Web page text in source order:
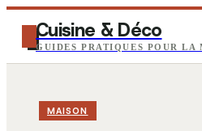
Cuisine & Déco
GUIDES PRATIQUES POUR LA
MAISON